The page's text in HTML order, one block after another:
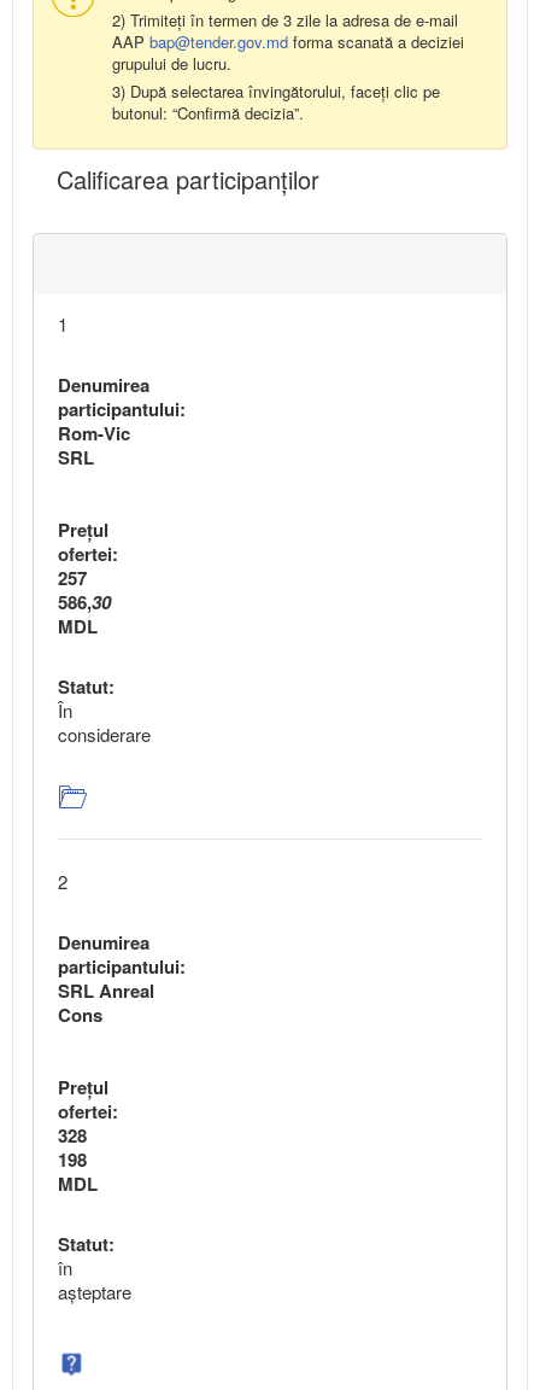
2) Trimiteți în termen de 3 zile la adresa de e-mail
AAP bap@tender.gov.md forma scanată a deciziei
grupului de lucru.
3) După selectarea învingătorului, faceți clic pe
butonul: “Confirmă decizia”.
Calificarea participanţilor
1
Denumirea
participantului:
Rom-Vic
SRL
Preţul
ofertei:
257
586,30
MDL
Statut:
În
considerare
2
Denumirea
participantului:
SRL Anreal
Cons
Preţul
ofertei:
328
198
MDL
Statut:
în
aşteptare